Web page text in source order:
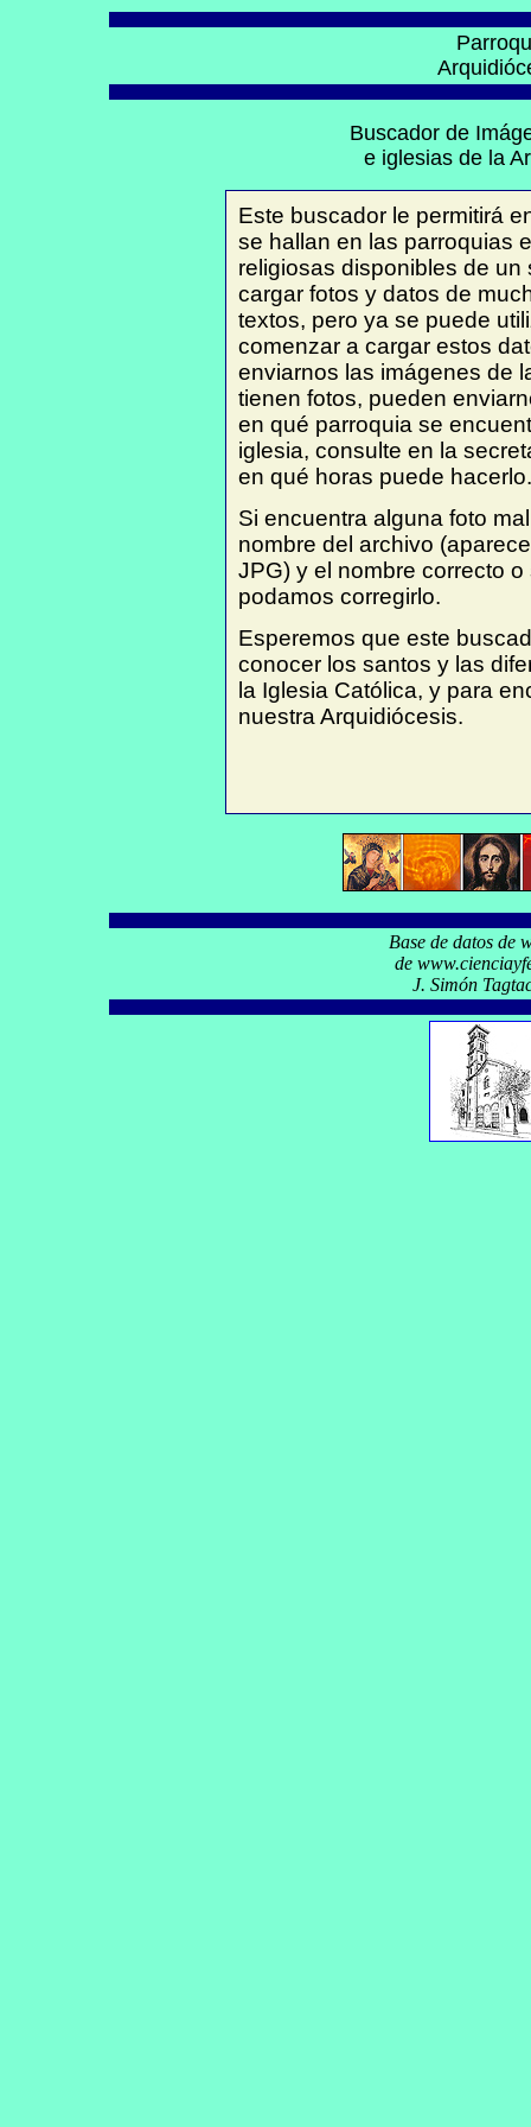
Buscador de
e iglesias de la
Este buscador le permitirá
se hallan en las parroquias
religiosas disponibles de
cargar fotos y datos de
textos, pero ya se puede
comenzar a cargar estos
enviarnos las imágenes de
tienen fotos, pueden
en qué parroquia se
iglesia, consulte en la
en qué horas puede hacerlo.
Si encuentra alguna foto
nombre del archivo
JPG) y el nombre correcto
podamos corregirlo.
Esperemos que este
conocer los santos y las
la Iglesia Católica, y para
nuestra Arquidiócesis.
Base de datos de
de
J. Simón